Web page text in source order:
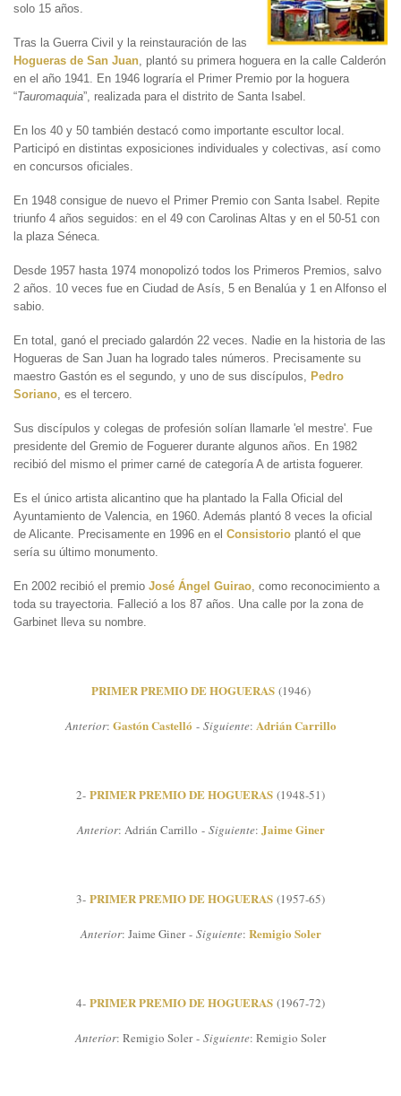
solo 15 años.
Tras la Guerra Civil y la reinstauración de las
Hogueras de San Juan , plantó su primera hoguera en la calle Calderón
en el año 1941. En 1946 lograría el Primer Premio por la hoguera
“Tauromaquia”, realizada para el distrito de Santa Isabel.
En los 40 y 50 también destacó como importante escultor local.
Participó en distintas exposiciones individuales y colectivas, así como
en concursos oficiales.
En 1948 consigue de nuevo el Primer Premio con Santa Isabel. Repite
triunfo 4 años seguidos: en el 49 con Carolinas Altas y en el 50-51 con
la plaza Séneca.
Desde 1957 hasta 1974 monopolizó todos los Primeros Premios, salvo
2 años. 10 veces fue en Ciudad de Asís, 5 en Benalúa y 1 en Alfonso el
sabio.
En total, ganó el preciado galardón 22 veces. Nadie en la historia de las
Hogueras de San Juan ha logrado tales números. Precisamente su
maestro Gastón es el segundo, y uno de sus discípulos, Pedro
Soriano , es el tercero.
Sus discípulos y colegas de profesión solían llamarle 'el mestre'. Fue
presidente del Gremio de Foguerer durante algunos años. En 1982
recibió del mismo el primer carné de categoría A de artista foguerer.
Es el único artista alicantino que ha plantado la Falla Oficial del
Ayuntamiento de Valencia, en 1960. Además plantó 8 veces la oficial
de Alicante. Precisamente en 1996 en el Consistorio plantó el que
sería su último monumento.
En 2002 recibió el premio José Ángel Guirao , como reconocimiento a
toda su trayectoria. Falleció a los 87 años. Una calle por la zona de
Garbinet lleva su nombre.
PRIMER PREMIO DE HOGUERAS (1946)
Anterior: Gastón Castelló - Siguiente: Adrián Carrillo
2- PRIMER PREMIO DE HOGUERAS (1948-51)
Anterior: Adrián Carrillo - Siguiente: Jaime Giner
3- PRIMER PREMIO DE HOGUERAS (1957-65)
Anterior: Jaime Giner - Siguiente: Remigio Soler
4- PRIMER PREMIO DE HOGUERAS (1967-72)
Anterior: Remigio Soler - Siguiente: Remigio Soler